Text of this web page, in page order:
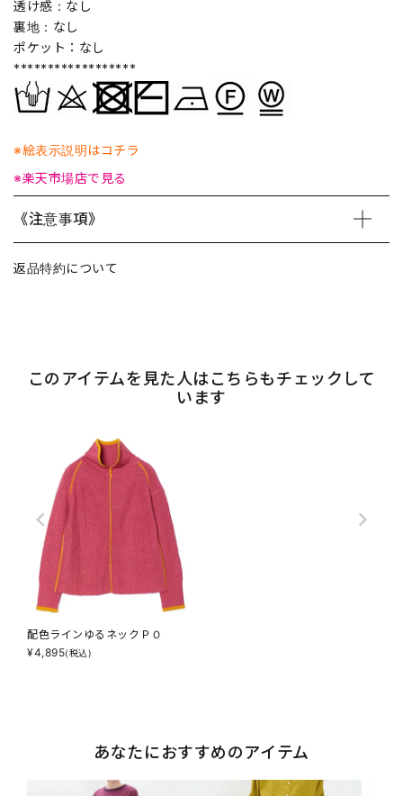
透け感：なし
裏地：なし
ポケット：なし
******************
※絵表示説明はコチラ
※楽天市場店で見る
《注意事項》
返品特約について
このアイテムを見た人はこちらもチェックして
います
配色ラインゆるネックＰＯ
¥4,895(税込)
あなたにおすすめのアイテム